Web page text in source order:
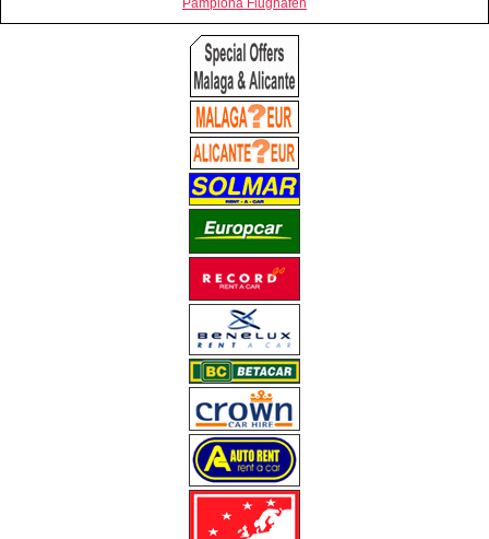
Pamplona Flughafen